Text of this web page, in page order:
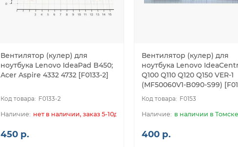
Вентилятор (кулер) для
ноутбука Lenovo IdeaPad B450;
Acer Aspire 4332 4732 [F0133-2]
F0133-2
нет в наличии, заказ 5-10дн.
450 р.
Вентилятор (кулер) для
ноутбука Lenovo
Q100 Q110 Q120 Q150 VER-1
(MF50060V1-B090-S99)
F0153
в наличии в Томске
400 р.